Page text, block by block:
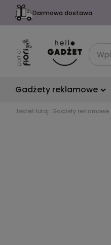
Darmowa dostawa
Gadżety reklamowe
Jesteś tutaj: Gadżety reklamowe